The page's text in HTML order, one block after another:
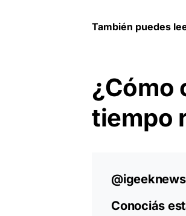
También puedes
¿Cómo
tiempo
@igeeknews
Conociás